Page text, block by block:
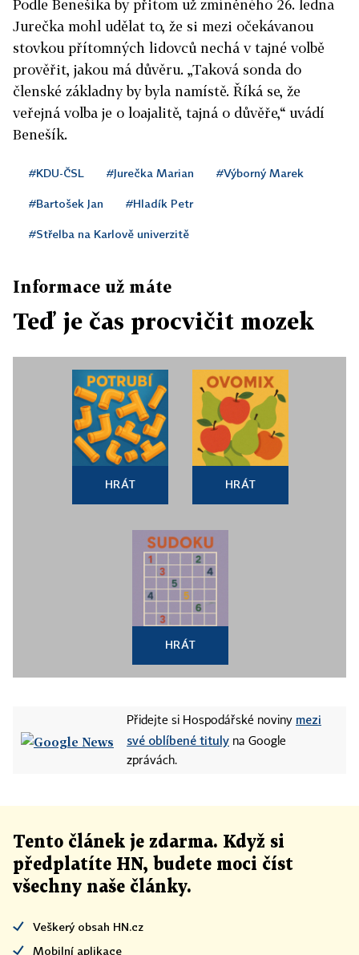
Podle Benešíka by přitom už zmíněného 26. ledna
Jurečka mohl udělat to, že si mezi očekávanou
stovkou přítomných lidovců nechá v tajné volbě
prověřit, jakou má důvěru. „Taková sonda do
členské základny by byla namístě. Říká se, že
veřejná volba je o loajalitě, tajná o důvěře,“ uvádí
Benešík.
#KDU-ČSL #Jurečka Marian #Výborný Marek
#Bartošek Jan #Hladík Petr
#Střelba na Karlově univerzitě
Informace už máte
Teď je čas procvičit mozek
HRÁT HRÁT
HRÁT
Přidejte si Hospodářské noviny mezi
své oblíbené tituly na Google
zprávách.
Tento článek je zdarma. Když si
předplatíte HN, budete moci číst
všechny naše články.
Veškerý obsah HN.cz
Mobilní aplikace